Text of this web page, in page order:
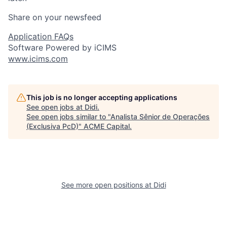
Share on your newsfeed
Application FAQs
Software Powered by iCIMS
www.icims.com
This job is no longer accepting applications
See open jobs at Didi.
See open jobs similar to "Analista Sênior de Operações
(Exclusiva PcD)" ACME Capital.
See more open positions at Didi